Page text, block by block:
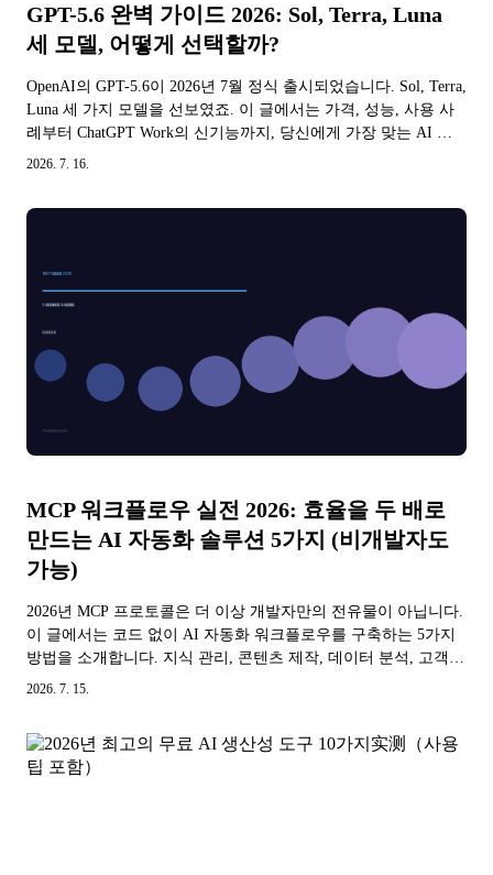
GPT-5.6 완벽 가이드 2026: Sol, Terra, Luna
세 모델, 어떻게 선택할까?
OpenAI의 GPT-5.6이 2026년 7월 정식 출시되었습니다. Sol, Terra,
Luna 세 가지 모델을 선보였죠. 이 글에서는 가격, 성능, 사용 사
례부터 ChatGPT Work의 신기능까지, 당신에게 가장 맞는 AI 모
델을 빠르게 찾아드립니다.
2026. 7. 16.
MCP 워크플로우 실전 2026: 효율을 두 배로
만드는 AI 자동화 솔루션 5가지 (비개발자도
가능)
2026년 MCP 프로토콜은 더 이상 개발자만의 전유물이 아닙니다.
이 글에서는 코드 없이 AI 자동화 워크플로우를 구축하는 5가지
방법을 소개합니다. 지식 관리, 콘텐츠 제작, 데이터 분석, 고객
소통, 프로젝트 관리까지 Claude Desktop 또는 Cherry Studio로 바
2026. 7. 15.